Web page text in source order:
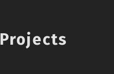
Projects